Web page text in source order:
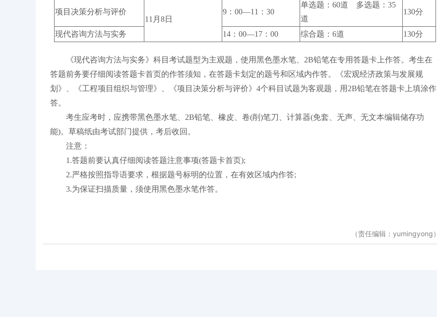
项目决策分析与评价
11月8日
9：00—11：30
单选题：60道 多选题：35
道
130分
现代咨询方法与实务 14：00—17：00 综合题：6道 130分
《现代咨询方法与实务》科目考试题型为主观题，使用黑色墨水笔、2B铅笔在专用答题卡上作答。考生在
答题前务要仔细阅读答题卡首页的作答须知，在答题卡划定的题号和区域内作答。《宏观经济政策与发展规
划》、《工程项目组织与管理》、《项目决策分析与评价》4个科目试题为客观题，用2B铅笔在答题卡上填涂作
答。
考生应考时，应携带黑色墨水笔、2B铅笔、橡皮、卷(削)笔刀、计算器(免套、无声、无文本编辑储存功
能)。草稿纸由考试部门提供，考后收回。
注意：
1.答题前要认真仔细阅读答题注意事项(答题卡首页);
2.严格按照指导语要求，根据题号标明的位置，在有效区域内作答;
3.为保证扫描质量，须使用黑色墨水笔作答。
（责任编辑：yumingyong）